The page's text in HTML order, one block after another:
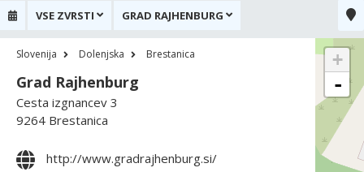
VSE ZVRSTI GRAD RAJHENBURG
Slovenija Dolenjska Brestanica
Grad Rajhenburg
Cesta izgnancev 3
9264 Brestanica
http://www.gradrajhenburg.si/
+
-